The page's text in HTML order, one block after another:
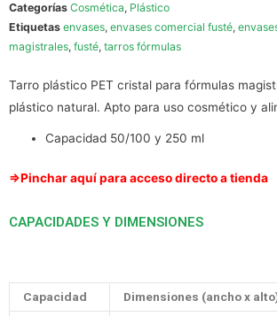
Categorías Cosmética, Plástico
Etiquetas envases, envases comercial fusté,
magistrales, fusté, tarros fórmulas
Tarro plástico PET cristal para fórmulas
plástico natural. Apto para uso cosmético y
Capacidad 50/100 y 250 ml
⇒Pinchar aquí para acceso directo a tienda
CAPACIDADES Y DIMENSIONES
Capacidad
Dimensiones (ancho x